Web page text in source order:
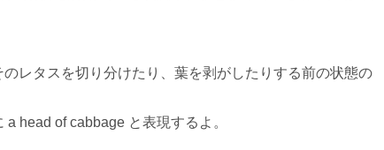
レタスを切り分けたり、葉を剥がしたりする前の状態の
head of cabbage と表現するよ。